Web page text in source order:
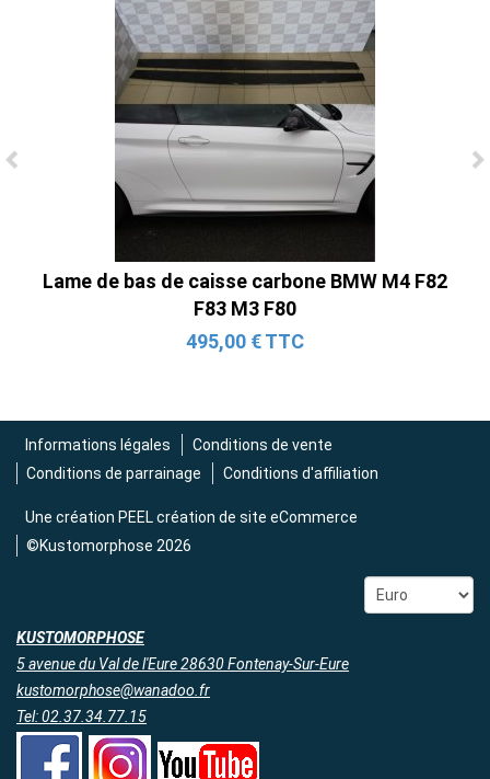
Ligne Cat-Back Active 4 Sorties avec
Tube en H pour Ford Mustang GT & V6
(2015-2023)
2 690,00 € TTC
Lame de bas de caisse carbone BMW M4 F82
F83 M3 F80
495,00 € TTC
Informations légales
Conditions de vente
Conditions de parrainage
Conditions d'affiliation
Une création PEEL création de site eCommerce
©Kustomorphose 2026
KUSTOMORPHOSE
5 avenue du Val de l'Eure 28630 Fontenay-Sur-Eure
kustomorphose@wanadoo.fr
Tel: 02.37.34.77.15